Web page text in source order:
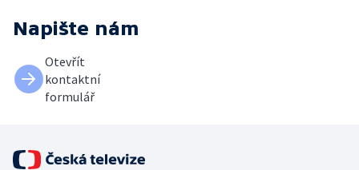
Napište nám
Otevřít
kontaktní
formulář